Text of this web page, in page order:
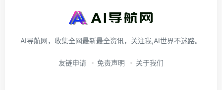
AI导航网，收集全网最新最全资讯，关注我,AI世界不迷路。
友链申请 免责声明 关于我们